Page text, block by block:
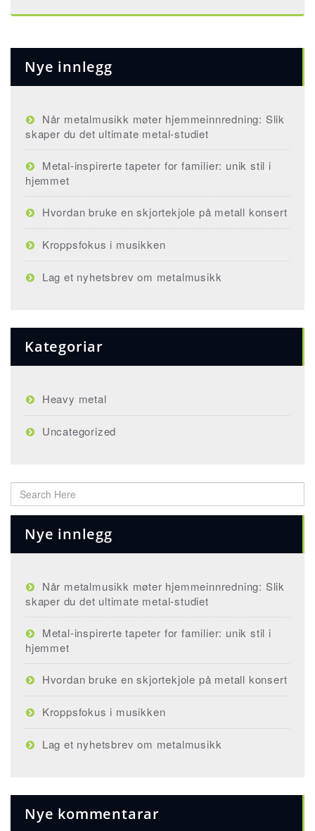
Nye innlegg
Når metalmusikk møter hjemmeinnredning: Slik
skaper du det ultimate metal-studiet
Metal-inspirerte tapeter for familier: unik stil i
hjemmet
Hvordan bruke en skjortekjole på metall konsert
Kroppsfokus i musikken
Lag et nyhetsbrev om metalmusikk
Kategoriar
Heavy metal
Uncategorized
Nye innlegg
Når metalmusikk møter hjemmeinnredning: Slik
skaper du det ultimate metal-studiet
Metal-inspirerte tapeter for familier: unik stil i
hjemmet
Hvordan bruke en skjortekjole på metall konsert
Kroppsfokus i musikken
Lag et nyhetsbrev om metalmusikk
Nye kommentarar